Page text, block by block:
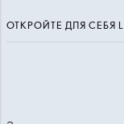
ОТКРОЙТЕ ДЛЯ СЕБЯ